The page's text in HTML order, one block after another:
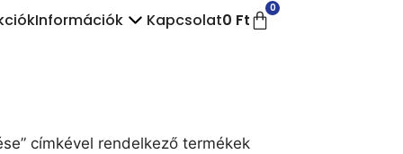
Információk Kapcsolat0 Ft
0
címkével rendelkező termékek